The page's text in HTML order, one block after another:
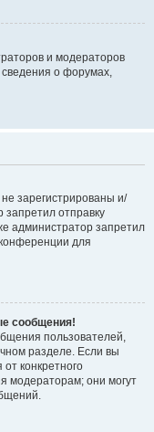
и модераторов
о форумах,
зарегистрированы и/
отправку
администратор запретил
для
сообщения!
пользователей,
разделе. Если вы
конкретного
модераторам; они могут